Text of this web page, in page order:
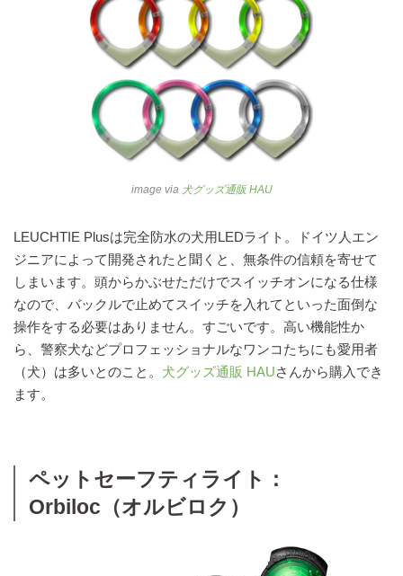
image via 犬グッズ通販 HAU
LEUCHTIE Plusは完全防水の犬用LEDライト。ドイツ人エン
ジニアによって開発されたと聞くと、無条件の信頼を寄せて
しまいます。頭からかぶせただけでスイッチオンになる仕様
なので、バックルで止めてスイッチを入れてといった面倒な
操作をする必要はありません。すごいです。高い機能性か
ら、警察犬などプロフェッショナルなワンコたちにも愛用者
（犬）は多いとのこと。 犬グッズ通販 HAUさんから購入でき
ます。
ペットセーフティライト：
Orbiloc（オルビロク）